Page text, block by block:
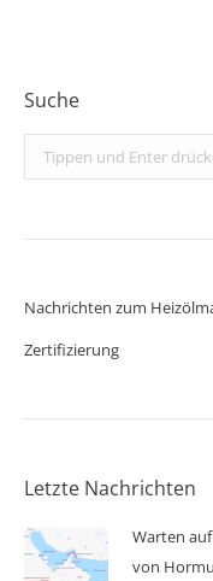
Suche
Search:
Nachrichten zum
Zertifizierung
Letzte Nachrichten
Warten
von